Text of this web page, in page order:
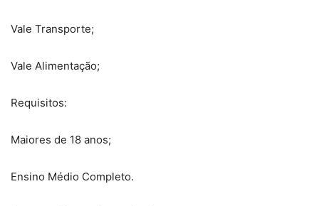
Vale Transporte;
Vale Alimentação;
Requisitos:
Maiores de 18 anos;
Ensino Médio Completo.